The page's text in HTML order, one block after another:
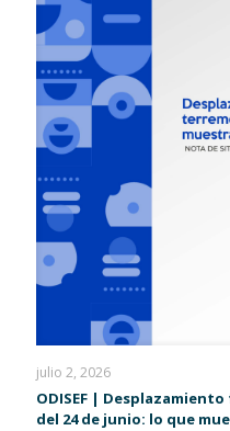
julio 2, 2026
ODISEF |
del 24 de junio: lo que